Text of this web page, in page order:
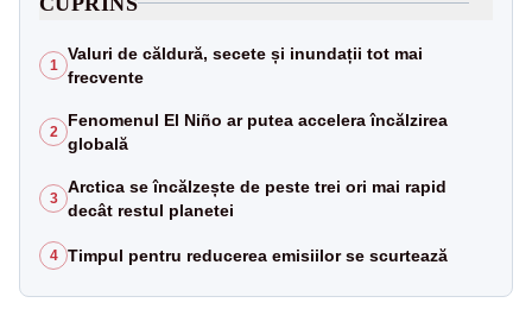
1
Valuri de căldură, secete și inundații tot mai
frecvente
2
Fenomenul El Niño ar putea accelera încălzirea
globală
3
Arctica se încălzește de peste trei ori mai rapid
decât restul planetei
4 Timpul pentru reducerea emisiilor se scurtează